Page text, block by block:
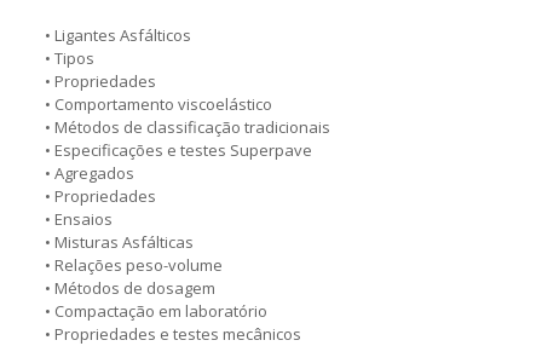
• Ligantes Asfálticos
• Tipos
• Propriedades
• Comportamento viscoelástico
• Métodos de classificação tradicionais
• Especificações e testes Superpave
• Agregados
• Propriedades
• Ensaios
• Misturas Asfálticas
• Relações peso-volume
• Métodos de dosagem
• Compactação em laboratório
• Propriedades e testes mecânicos